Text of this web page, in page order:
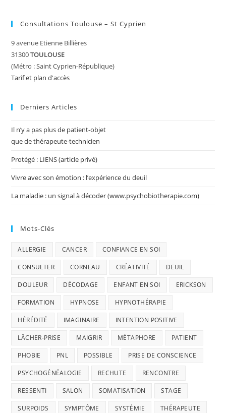
Consultations Toulouse – St Cyprien
9 avenue Etienne Billières
31300TOULOUSE
(Métro : Saint Cyprien-République)
Tarif et plan d'accès
Derniers Articles
Il n’y a pas plus de patient-objet
que de thérapeute-technicien
Protégé : LIENS (article privé)
Vivre avec son émotion : l’expérience du deuil
La maladie : un signal à décoder (www.psychobiotherapie.com)
Mots-Clés
ALLERGIE CANCER CONFIANCE EN SOI
CONSULTER CORNEAU CRÉATIVITÉ DEUIL
DOULEUR DÉCODAGE ENFANT EN SOI ERICKSON
FORMATION HYPNOSE HYPNOTHÉRAPIE
HÉRÉDITÉ IMAGINAIRE INTENTION POSITIVE
LÂCHER-PRISE MAIGRIR MÉTAPHORE PATIENT
PHOBIE PNL POSSIBLE PRISE DE CONSCIENCE
PSYCHOGÉNÉALOGIE RECHUTE RENCONTRE
RESSENTI SALON SOMATISATION STAGE
SURPOIDS SYMPTÔME SYSTÉMIE THÉRAPEUTE